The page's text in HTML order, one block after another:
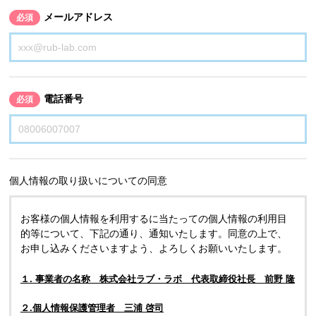
必須 メールアドレス
必須 電話番号
個人情報の取り扱いについての同意
お客様の個人情報を利用するに当たっての個人情報の利用目
的等について、下記の通り、通知いたします。同意の上で、
お申し込みくださいますよう、よろしくお願いいたします。
１. 事業者の名称 株式会社ラブ・ラボ 代表取締役社長 前野 隆
２.個人情報保護管理者 三浦 啓司